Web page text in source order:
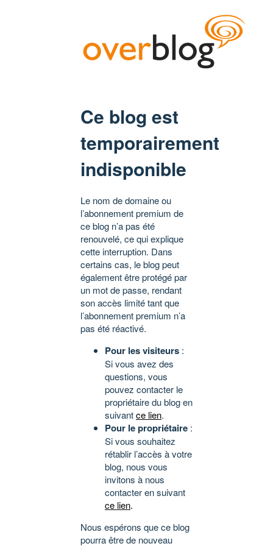
Ce blog est
temporairement
indisponible
Le nom de domaine ou
l’abonnement premium de
ce blog n’a pas été
renouvelé, ce qui explique
cette interruption. Dans
certains cas, le blog peut
également être protégé par
un mot de passe, rendant
son accès limité tant que
l’abonnement premium n’a
pas été réactivé.
Pour les visiteurs :
Si vous avez des
questions, vous
pouvez contacter le
propriétaire du blog en
suivantce lien.
Pour le propriétaire :
Si vous souhaitez
rétablir l’accès à votre
blog, nous vous
invitons à nous
contacter en suivant
ce lien.
Nous espérons que ce blog
pourra être de nouveau